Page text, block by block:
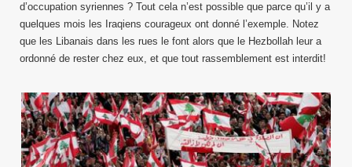
d’occupation syriennes ? Tout cela n’est possible que parce qu’il y a
quelques mois les Iraqiens courageux ont donné l’exemple. Notez
que les Libanais dans les rues le font alors que le Hezbollah leur a
ordonné de rester chez eux, et que tout rassemblement est interdit!